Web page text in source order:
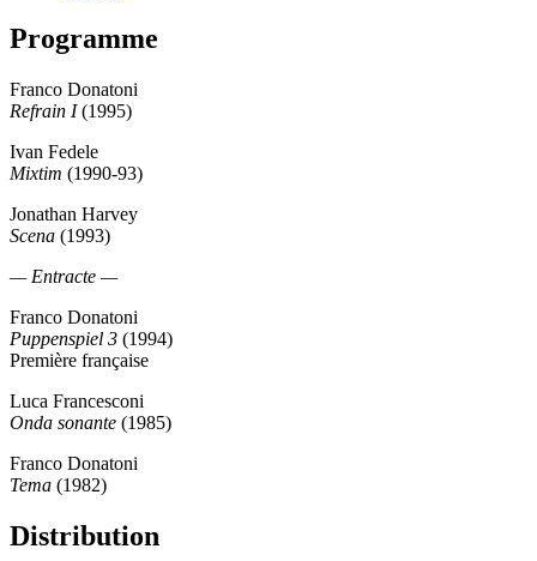
Programme
Franco Donatoni
Refrain I(1995)
Ivan Fedele
Mixtim (1990-93)
Jonathan Harvey
Scena (1993)
— Entracte —
Franco Donatoni
Puppenspiel 3 (1994)
Première française
Luca Francesconi
Onda sonante (1985)
Franco Donatoni
Tema (1982)
Distribution